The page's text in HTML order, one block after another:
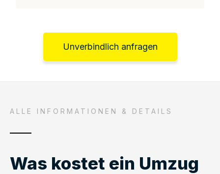
Unverbindlich anfragen
ALLE INFORMATIONEN & DETAILS
Was kostet ein Umzug